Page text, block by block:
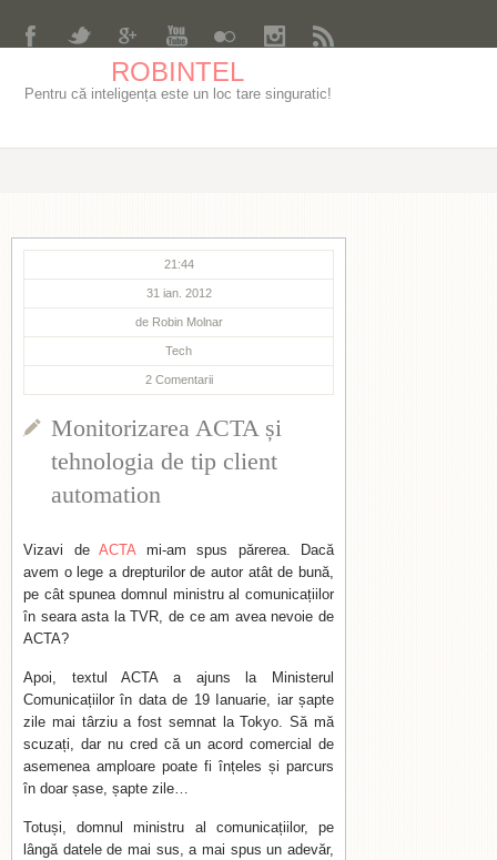
ROBINTEL
Pentru că inteligența este un loc tare singuratic!
21:44
31 ian. 2012
de Robin Molnar
Tech
2 Comentarii
Monitorizarea ACTA și
tehnologia de tip client
automation
Vizavi de ACTAmi-am spus părerea. Dacă
avem o lege a drepturilor de autor atât de bună,
pe cât spunea domnul ministru al comunicațiilor
în seara asta la TVR, de ce am avea nevoie de
ACTA?
Apoi, textul ACTA a ajuns la Ministerul
Comunicațiilor în data de 19 Ianuarie, iar șapte
zile mai târziu a fost semnat la Tokyo. Să mă
scuzați, dar nu cred că un acord comercial de
asemenea amploare poate fi înțeles și parcurs
în doar șase, șapte zile…
Totuși, domnul ministru al comunicațiilor, pe
lângă datele de mai sus, a mai spus un adevăr,